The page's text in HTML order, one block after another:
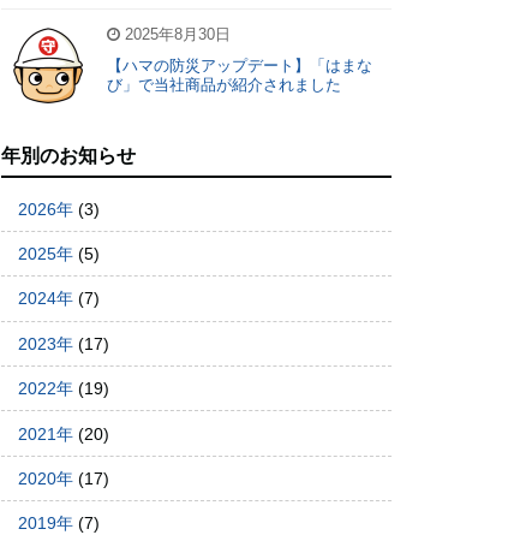
2025年8月30日
【ハマの防災アップデート】「はまな
び」で当社商品が紹介されました
年別のお知らせ
2026年 (3)
2025年 (5)
2024年 (7)
2023年 (17)
2022年 (19)
2021年 (20)
2020年 (17)
2019年 (7)